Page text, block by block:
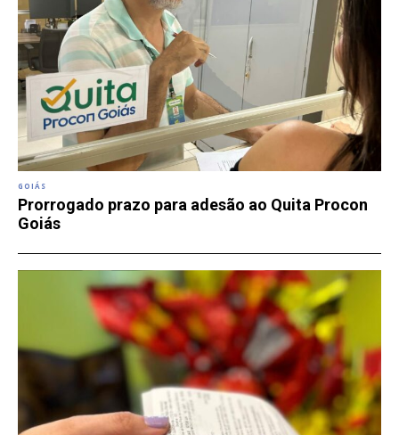
GOIÁS
Prorrogado prazo para adesão ao Quita Procon
Goiás